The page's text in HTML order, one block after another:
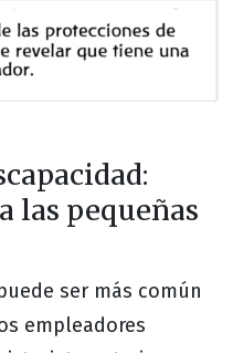
las pequeñas
ser más común
empleadores